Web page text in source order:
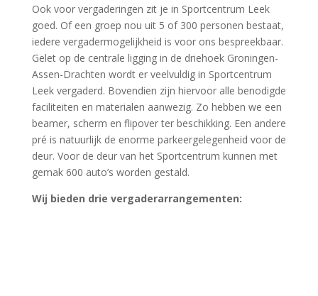
Ook voor vergaderingen zit je in Sportcentrum Leek
goed. Of een groep nou uit 5 of 300 personen bestaat,
iedere vergadermogelijkheid is voor ons bespreekbaar.
Gelet op de centrale ligging in de driehoek Groningen-
Assen-Drachten wordt er veelvuldig in Sportcentrum
Leek vergaderd. Bovendien zijn hiervoor alle benodigde
faciliteiten en materialen aanwezig. Zo hebben we een
beamer, scherm en flipover ter beschikking. Een andere
pré is natuurlijk de enorme parkeergelegenheid voor de
deur. Voor de deur van het Sportcentrum kunnen met
gemak 600 auto’s worden gestald.
Wij bieden drie vergaderarrangementen: